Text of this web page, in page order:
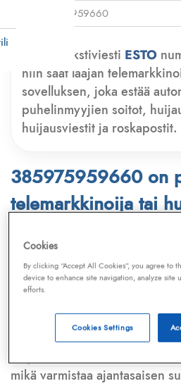
Lähetä tekstiviesti ESTO
niin saat laajan
sovelluksen, joka estää
puhelinmyyjien soitot,
huijausviestit ja roskapostit.
385975959660 on
telemarkkinoija tai
Puhelinnumero
Telemarkkinointiliiton jaKilpi-
tietokannasta, joka kattaa
Lisäksi tunnistamme
puhelinhuijarin numero,
huijausviesti.
mikä varmistaa ajantasaisen
Cookies
By clicking “Accept All Cookies”, you agree to
device to enhance site navigation, analyze site
efforts.
Cookies Settings